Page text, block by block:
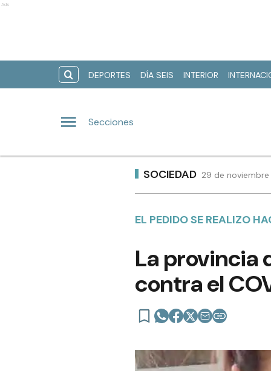
Ads
DEPORTES DÍA SEIS INTERIOR
Secciones
SOCIEDAD 29 de
EL PEDIDO SE REALIZO
La provincia
contra el